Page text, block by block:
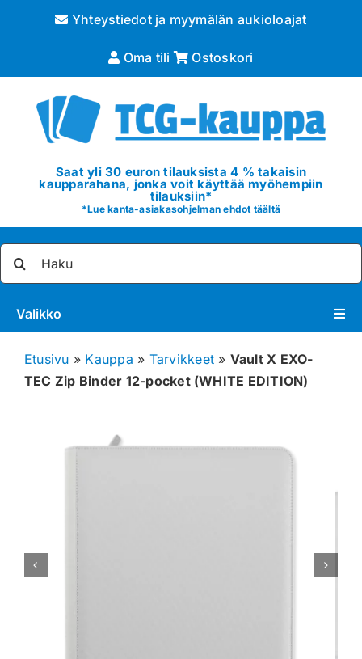
Yhteystiedot ja myymälän aukioloajat
Oma tili Ostoskori
Saat yli 30 euron tilauksista 4 % takaisin
kaupparahana, jonka voit käyttää myöhempiin
tilauksiin*
*Lue kanta-asiakasohjelman ehdot täältä
Valikko
Pokémon
Muut keräilykortit
Greidatut kortit
Etusivu » Kauppa » Tarvikkeet » Vault X EXO-
TEC Zip Binder 12-pocket (WHITE EDITION)